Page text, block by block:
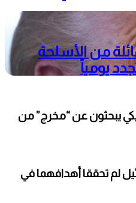
من الأسلحة
يومياً
يبحثون عن “مخرج” من
لم تحققا أهدافهما في